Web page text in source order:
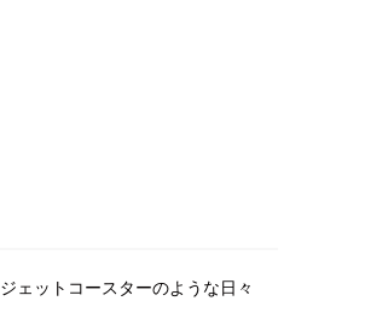
ジェットコースターのような日々